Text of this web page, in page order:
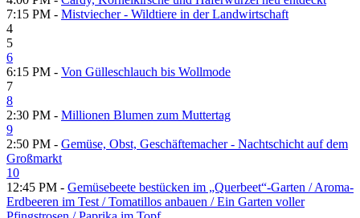
7:15 PM - Mistviecher - Wildtiere in der Landwirtschaft
4
5
6
6:15 PM - Von Gülleschlauch bis Wollmode
7
8
2:30 PM - Millionen Blumen zum Muttertag
9
2:50 PM - Gemüse, Obst, Geschäftemacher - Nachtschicht auf dem
Großmarkt
10
12:45 PM - Gemüsebeete bestücken im „Querbeet“-Garten /​ Aroma-
Erdbeeren im Test /​ Tomatillos anbauen /​ Ein Garten voller